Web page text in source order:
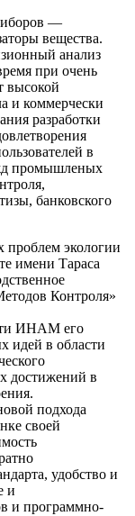
—
вещества.
анализ
при очень
высокой
и коммерчески
разработки
в
промышленых
банковского
проблем экологии
имени Тараса
Контроля»
ИНАМ его
идей в области
достижений в
подхода
своей
удобство и
и
и программно-